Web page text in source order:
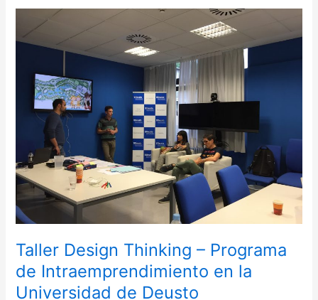
Taller Design Thinking – Programa
de Intraemprendimiento en la
Universidad de Deusto
Design
Thinking
Programa
Intraemprendimiento
Universidad
de
Deusto